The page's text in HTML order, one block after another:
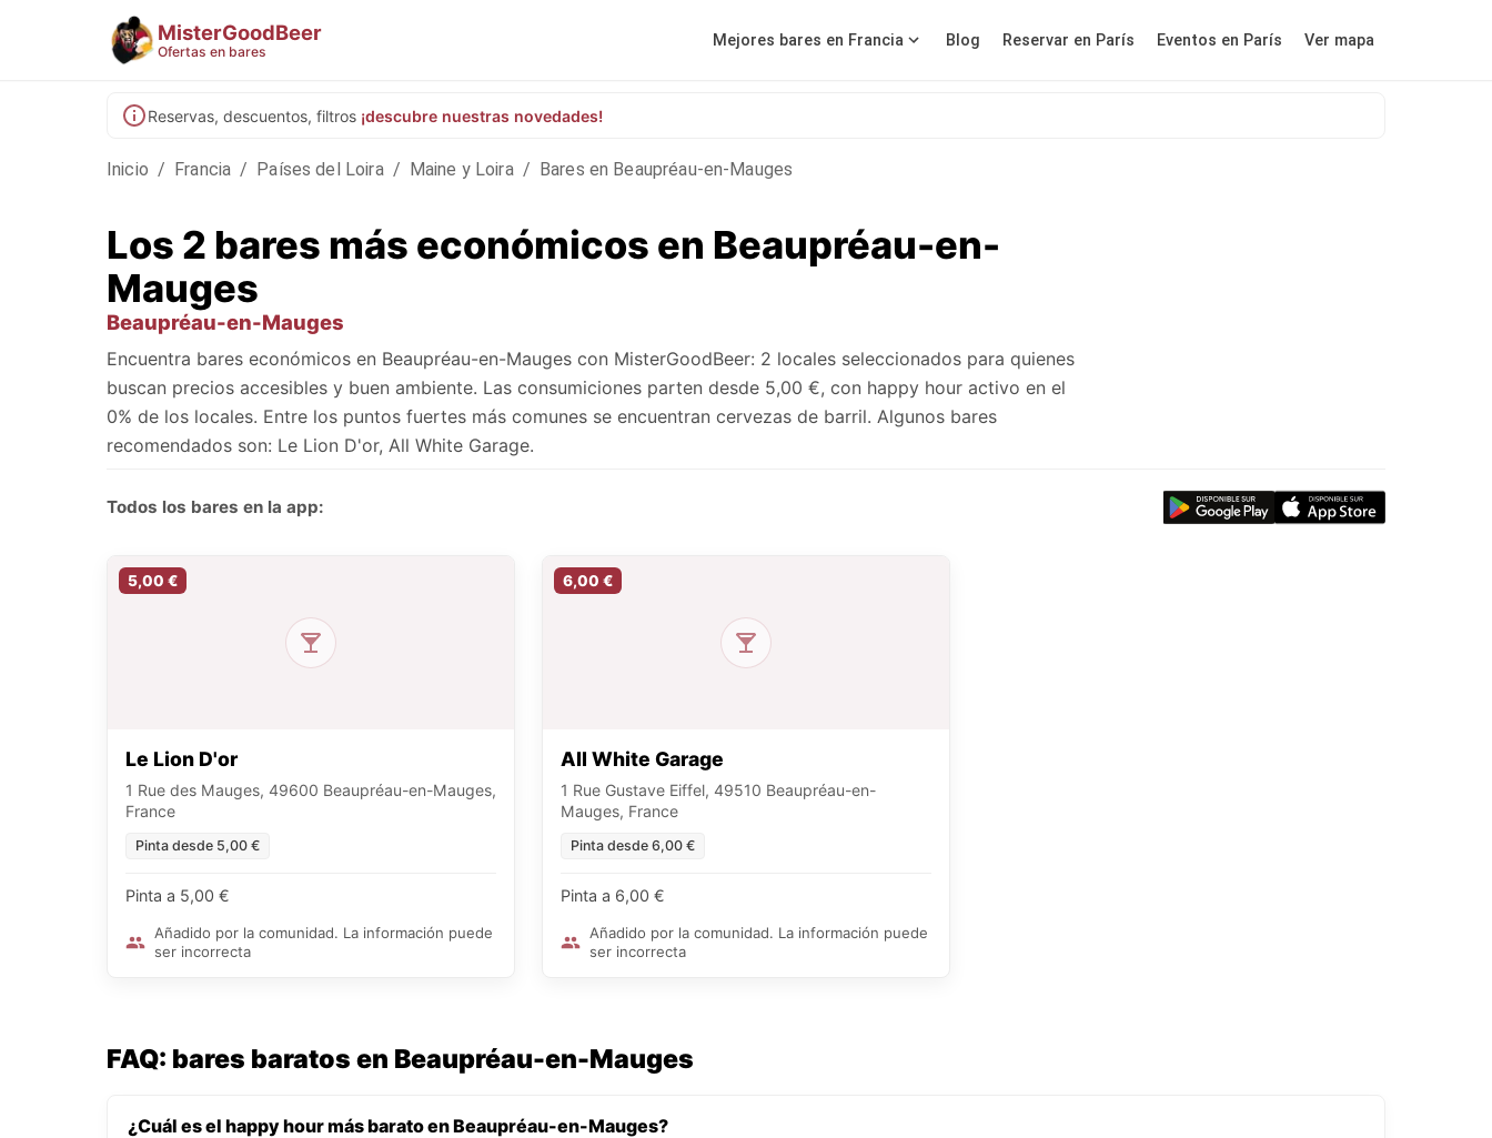
MisterGoodBeer
Ofertas en bares
Mejores bares en Francia Blog Reservar en París Eventos en París Ver mapa
Reservas, descuentos, filtros ¡descubre nuestras novedades!
Inicio / Francia / Países del Loira / Maine y Loira / Bares en Beaupréau-en-Mauges
Los 2 bares más económicos en Beaupréau-en-
Mauges
Beaupréau-en-Mauges
Encuentra bares económicos en Beaupréau-en-Mauges con MisterGoodBeer: 2 locales seleccionados para quienes
buscan precios accesibles y buen ambiente. Las consumiciones parten desde 5,00 €, con happy hour activo en el
0% de los locales. Entre los puntos fuertes más comunes se encuentran cervezas de barril. Algunos bares
recomendados son: Le Lion D'or, All White Garage.
Todos los bares en la app:
5,00 €
Le Lion D'or
1 Rue des Mauges, 49600 Beaupréau-en-Mauges,
France
Pinta desde 5,00 €
Pinta a 5,00 €
Añadido por la comunidad. La información puede
ser incorrecta
6,00 €
All White Garage
1 Rue Gustave Eiffel, 49510 Beaupréau-en-
Mauges, France
Pinta desde 6,00 €
Pinta a 6,00 €
Añadido por la comunidad. La información puede
ser incorrecta
FAQ: bares baratos en Beaupréau-en-Mauges
¿Cuál es el happy hour más barato en Beaupréau-en-Mauges?